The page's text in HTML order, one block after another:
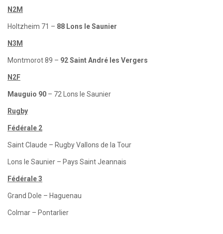
N2M
Holtzheim 71 – 88 Lons le Saunier
N3M
Montmorot 89 – 92 Saint André les Vergers
N2F
Mauguio 90 – 72 Lons le Saunier
Rugby
Fédérale 2
Saint Claude – Rugby Vallons de la Tour
Lons le Saunier – Pays Saint Jeannais
Fédérale 3
Grand Dole – Haguenau
Colmar – Pontarlier